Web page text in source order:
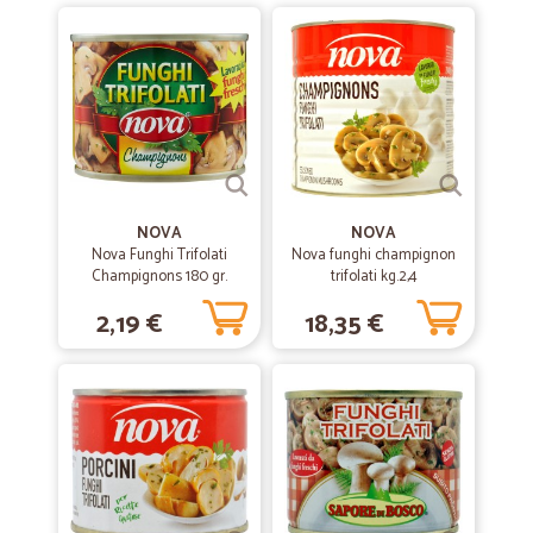
casa. Una delle scatole è arrivata aperta. Sembra non mancasse
nulla. Consiglio di migliorare l'imballaggio
26/03/2021
—Claudia B.
Spesa settimanale
Servizio sempre veloce e preciso
—Sandra C.
La merce è arrivata ben imballata e…
La merce è arrivata ben imballata e conservata. Unico neo diversi
02/05/2020
—Caterina C.
Cicalia spesa online
Servizio molto buono, consegna in tempi brevi e confezionamento
NOVA
Nova Funghi Trifolati
Champignons 180 gr.
2,19 €
NOVA
Nova funghi champignon
trifolati kg.2,4
18,35 €